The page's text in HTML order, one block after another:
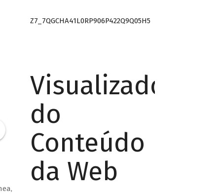
Z7_7QGCHA41L0RP906P422Q9Q05H5
Visualizador
do
Conteúdo
da Web